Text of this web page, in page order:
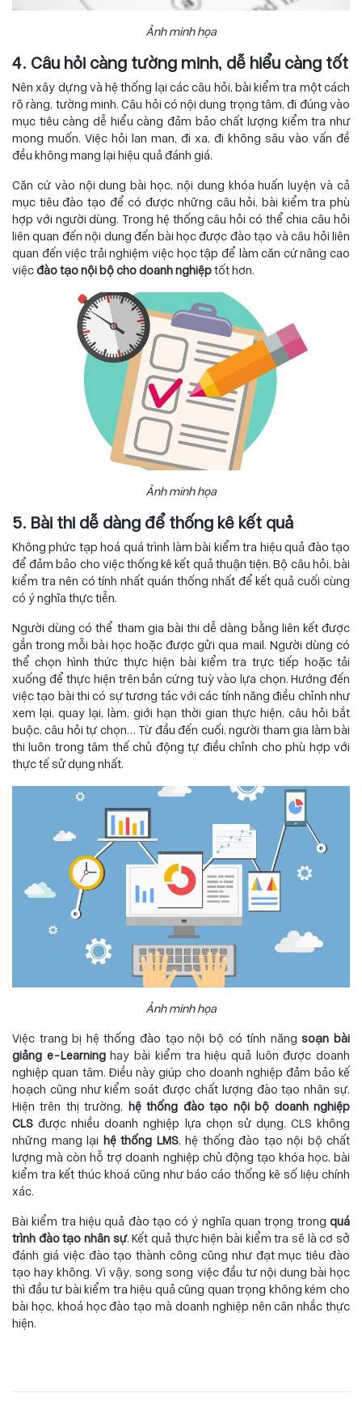
Ảnh minh họa
4. Câu hỏi càng tường minh, dễ hiểu càng tốt
Nên xây dựng và hệ thống lại các câu hỏi, bài kiểm tra một cách
rõ ràng, tường minh. Câu hỏi có nội dung trọng tâm, đi đúng vào
mục tiêu càng dễ hiểu càng đảm bảo chất lượng kiểm tra như
mong muốn. Việc hỏi lan man, đi xa, đi không sâu vào vấn đề
đều không mang lại hiệu quả đánh giá.
Căn cứ vào nội dung bài học, nội dung khóa huấn luyện và cả
mục tiêu đào tạo để có được những câu hỏi, bài kiểm tra phù
hợp với người dùng. Trong hệ thống câu hỏi có thể chia câu hỏi
liên quan đến nội dung đến bài học được đào tạo và câu hỏi liên
quan đến việc trải nghiệm việc học tập để làm căn cứ nâng cao
việcđào tạo nội bộ cho doanh nghiệptốt hơn.
Ảnh minh họa
5. Bài thi dễ dàng để thống kê kết quả
Không phức tạp hoá quá trình làm bài kiểm tra hiệu quả đào tạo
để đảm bảo cho việc thống kê kết quả thuận tiện. Bộ câu hỏi, bài
kiểm tra nên có tính nhất quán thống nhất để kết quả cuối cùng
có ý nghĩa thực tiễn.
Người dùng có thể tham gia bài thi dễ dàng bằng liên kết được
gắn trong mỗi bài học hoặc được gửi qua mail. Người dùng có
thể chọn hình thức thực hiện bài kiểm tra trực tiếp hoặc tải
xuống để thực hiện trên bản cứng tuỳ vào lựa chọn. Hướng đến
việc tạo bài thi có sự tương tác với các tính năng điều chỉnh như
xem lại, quay lại, làm, giới hạn thời gian thực hiện, câu hỏi bắt
buộc, câu hỏi tự chọn… Từ đầu đến cuối, người tham gia làm bài
thi luôn trong tâm thế chủ động tự điều chỉnh cho phù hợp với
thực tế sử dụng nhất.
Ảnh minh họa
Việc trang bị hệ thống đào tạo nội bộ có tính năng soạn bài
giảng e-Learninghay bài kiểm tra hiệu quả luôn được doanh
nghiệp quan tâm. Điều này giúp cho doanh nghiệp đảm bảo kế
hoạch cũng như kiểm soát được chất lượng đào tạo nhân sự.
Hiện trên thị trường,
hệ thống đào tạo nội bộ doanh nghiệp
CLS được nhiều doanh nghiệp lựa chọn sử dụng. CLS không
những mang lại hệ thống LMS, hệ thống đào tạo nội bộ chất
lượng mà còn hỗ trợ doanh nghiệp chủ động tạo khóa học, bài
kiểm tra kết thúc khoá cũng như báo cáo thống kê số liệu chính
xác.
Bài kiểm tra hiệu quả đào tạo có ý nghĩa quan trọng trong quá
trình đào tạo nhân sự. Kết quả thực hiện bài kiểm tra sẽ là cơ sở
đánh giá việc đào tạo thành công cũng như đạt mục tiêu đào
tạo hay không. Vì vậy, song song việc đầu tư nội dung bài học
thì đầu tư bài kiểm tra hiệu quả cũng quan trọng không kém cho
bài học, khoá học đào tạo mà doanh nghiệp nên cân nhắc thực
hiện.